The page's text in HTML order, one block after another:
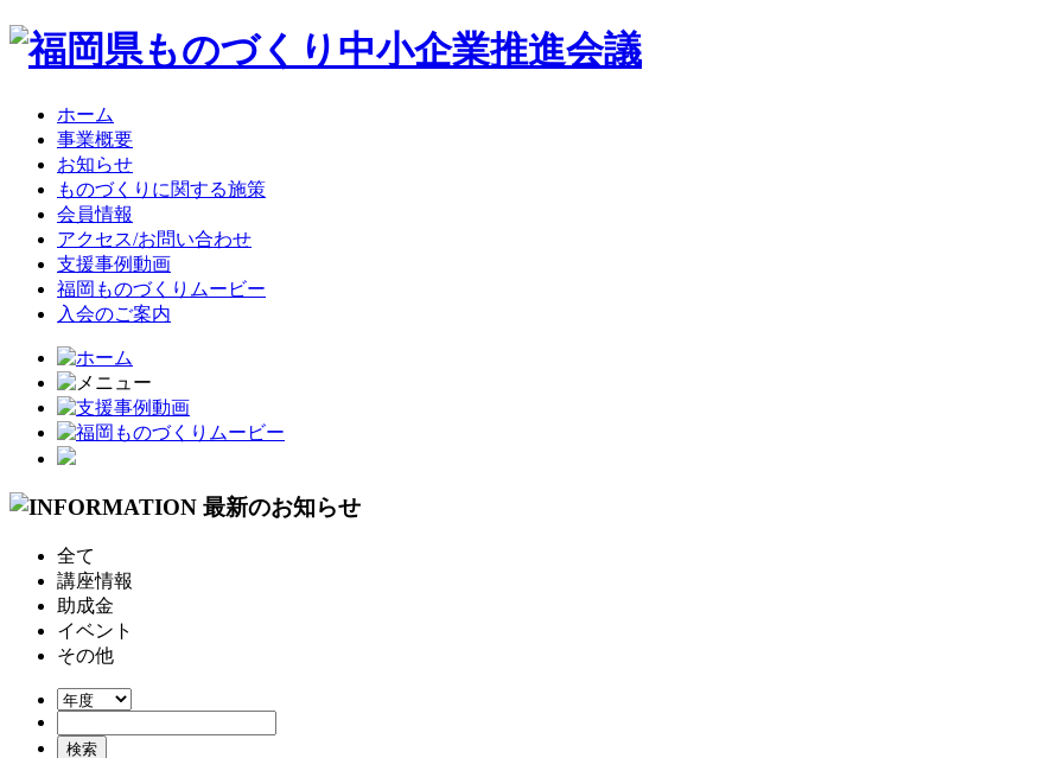
ホーム
事業概要
お知らせ
ものづくりに関する施策
会員情報
アクセス/お問い合わせ
支援事例動画
福岡ものづくりムービー
入会のご案内
全て
講座情報
助成金
イベント
その他